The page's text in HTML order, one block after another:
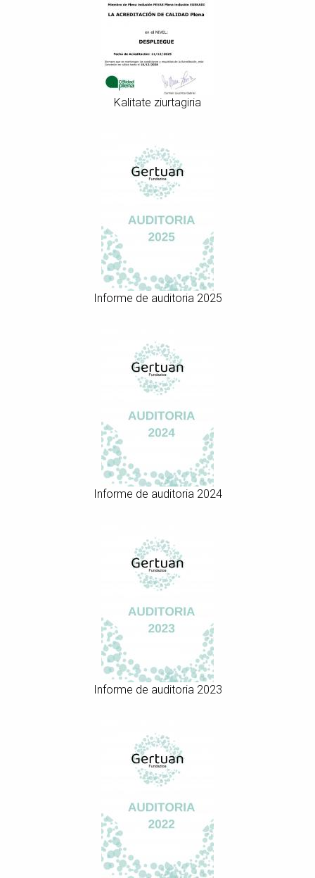
Kalitate ziurtagiria
Informe de auditoria 2025
Informe de auditoria 2024
Informe de auditoria 2023